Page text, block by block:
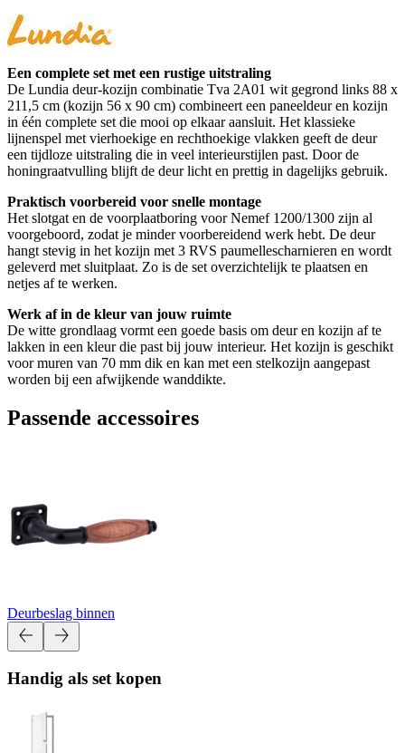
Een complete set met een rustige uitstraling
De Lundia deur-kozijn combinatie Tva 2A01 wit gegrond links 88 x
211,5 cm (kozijn 56 x 90 cm) combineert een paneeldeur en kozijn
in één complete set die mooi op elkaar aansluit. Het klassieke
lijnenspel met vierhoekige en rechthoekige vlakken geeft de deur
een tijdloze uitstraling die in veel interieurstijlen past. Door de
honingraatvulling blijft de deur licht en prettig in dagelijks gebruik.
Praktisch voorbereid voor snelle montage
Het slotgat en de voorplaatboring voor Nemef 1200/1300 zijn al
voorgeboord, zodat je minder voorbereidend werk hebt. De deur
hangt stevig in het kozijn met 3 RVS paumellescharnieren en wordt
geleverd met sluitplaat. Zo is de set overzichtelijk te plaatsen en
netjes af te werken.
Werk af in de kleur van jouw ruimte
De witte grondlaag vormt een goede basis om deur en kozijn af te
lakken in een kleur die past bij jouw interieur. Het kozijn is geschikt
voor muren van 70 mm dik en kan met een stelkozijn aangepast
worden bij een afwijkende wanddikte.
Passende accessoires
Deurbeslag binnen
Handig als set kopen